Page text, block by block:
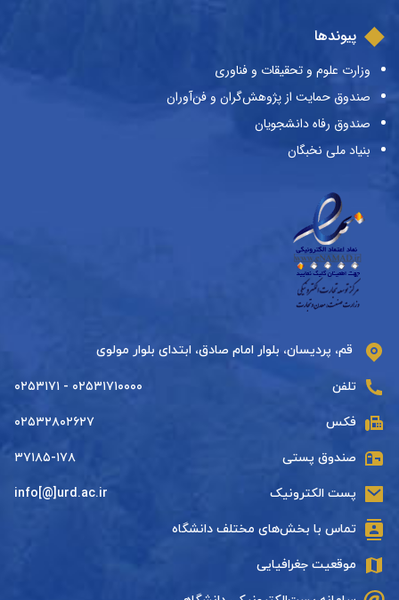
پیوندها
وزارت علوم و تحقیقات و فناوری
صندوق حمایت از پژوهش‌گران و فن‌آوران
صندوق رفاه دانشجویان
بنیاد ملی نخبگان
قم، پردیسان، بلوار امام صادق، ابتدای بلوار مولوی
تلفن ۰۲۵۳۱۷۱۰۰۰۰ - ۰۲۵۳۱۷۱
فکس ۰۲۵۳۲۸۰۲۶۲۷
صندوق پستی ۳۷۱۸۵-۱۷۸
پست الکترونیک info[@]urd.ac.ir
تماس با بخش‌های مختلف دانشگاه
موقعیت جغرافیایی